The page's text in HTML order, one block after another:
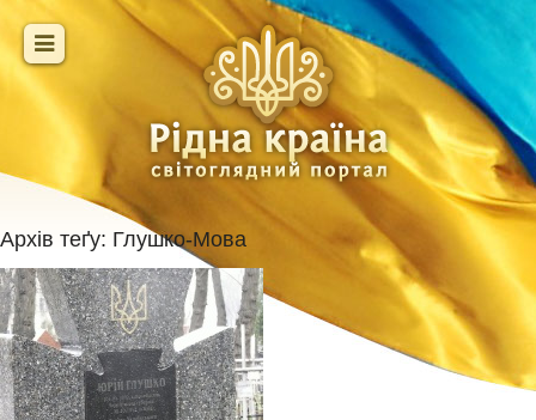
Архів теґу: Глушко-Мова